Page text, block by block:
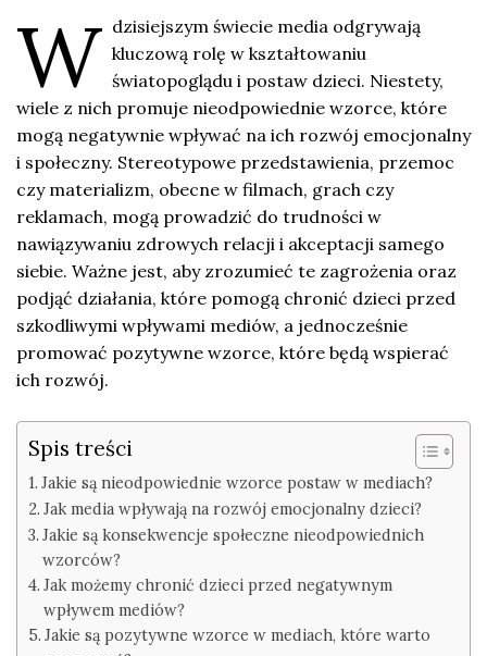
W dzisiejszym świecie media odgrywają
kluczową rolę w kształtowaniu
światopoglądu i postaw dzieci. Niestety,
wiele z nich promuje nieodpowiednie wzorce, które
mogą negatywnie wpływać na ich rozwój emocjonalny
i społeczny. Stereotypowe przedstawienia, przemoc
czy materializm, obecne w filmach, grach czy
reklamach, mogą prowadzić do trudności w
nawiązywaniu zdrowych relacji i akceptacji samego
siebie. Ważne jest, aby zrozumieć te zagrożenia oraz
podjąć działania, które pomogą chronić dzieci przed
szkodliwymi wpływami mediów, a jednocześnie
promować pozytywne wzorce, które będą wspierać
ich rozwój.
Spis treści
Jakie są nieodpowiednie wzorce postaw w mediach?
Jak media wpływają na rozwój emocjonalny dzieci?
Jakie są konsekwencje społeczne nieodpowiednich
wzorców?
Jak możemy chronić dzieci przed negatywnym
wpływem mediów?
Jakie są pozytywne wzorce w mediach, które warto